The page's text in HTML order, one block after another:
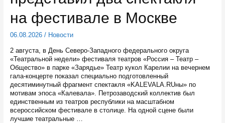
районов
на фестивале в Москве
06.08.2026/ Новости
2 августа, в День Северо-Западного федерального округа
«Театральной недели» фестиваля театров «Россия – Театр –
Общество» в парке «Зарядье» Театр кукол Карелии на вечернем
гала-концерте показал специально подготовленный
десятиминутный фрагмент спектакля «KALEVALA.RUны» по
мотивам эпоса «Калевала». Петрозаводский коллектив был
единственным из театров республики на масштабном
всероссийском фестивале в столице. На одной сцене были
лучшие театральные …